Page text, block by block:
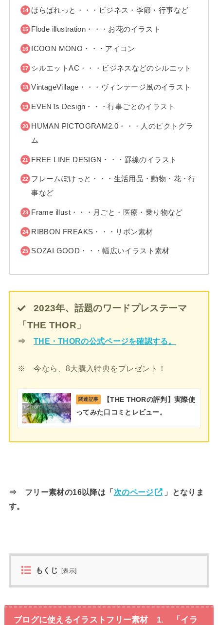
ほらぱれっと・・・ビジネス・季節・行事など
Flode illustration・・・お花のイラスト
ICOON MONO・・・アイコン
シルエットAC・・・ビジネスなどのシルエット
VintageVillage・・・ヴィンテージ風のイラスト
EVENTs Design・・・行事ごとのイラスト
HUMAN PICTOGRAM2.0・・・人のピクトグラ
ム
FREE LINE DESIGN・・・罫線のイラスト
フレームぽけっと・・・生活用品・動物・花・行
事など
Frame illust・・・月ごと・医療・乗り物など
RIBBON FREAKS・・・リボン素材
SOZAI GOOD・・・幅広いイラスト素材
2023年、話題のワードプレステーマ
「THE THOR」
⇒ THE・THORの公式ページを確認する。
※ 今なら、8大購入特典をプレゼント！
関連記事
【THE THORの評判】実際使
ってみた口コミとレビュー。
⇒ フリー素材の16以降は「 次のページ
」となりま
す。
もくじ [表示]
ブログに使えるイラストフリー素材 1. 「イラ